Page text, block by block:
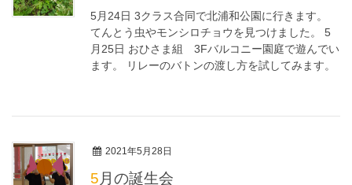
5月24日 3クラス合同で北浦和公園に行きます。
てんとう虫やモンシロチョウを見つけました。 5
月25日 おひさま組 3Fバルコニー園庭で遊んでい
ます。 リレーのバトンの渡し方を試してみます。
2021年5月28日
5月の誕生会